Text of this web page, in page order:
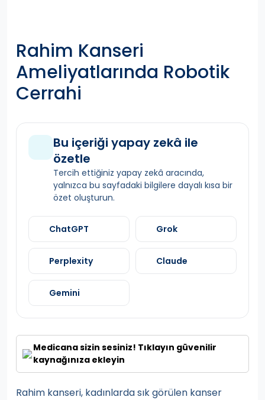
Rahim Kanseri
Ameliyatlarında Robotik
Cerrahi
Bu içeriği yapay zekâ ile
özetle
Tercih ettiğiniz yapay zekâ aracında,
yalnızca bu sayfadaki bilgilere dayalı kısa bir
özet oluşturun.
ChatGPT Grok
Perplexity Claude
Gemini
Medicana sizin sesiniz! Tıklayın güvenilir
kaynağınıza ekleyin
Rahim kanseri, kadınlarda sık görülen kanser